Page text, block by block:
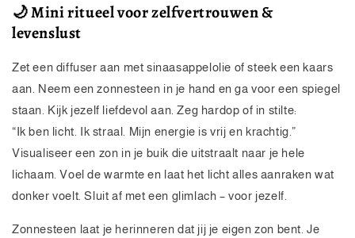
🌙 Mini ritueel voor zelfvertrouwen &
levenslust
Zet een diffuser aan met sinaasappelolie of steek een kaars
aan. Neem een zonnesteen in je hand en ga voor een spiegel
staan. Kijk jezelf liefdevol aan. Zeg hardop of in stilte:
“Ik ben licht. Ik straal. Mijn energie is vrij en krachtig.”
Visualiseer een zon in je buik die uitstraalt naar je hele
lichaam. Voel de warmte en laat het licht alles aanraken wat
donker voelt. Sluit af met een glimlach – voor jezelf.
Zonnesteen laat je herinneren dat jij je eigen zon bent. Je